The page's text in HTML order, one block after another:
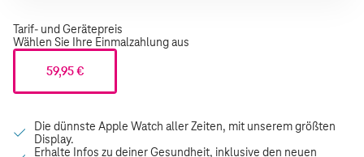
Tarif- und Gerätepreis
Wählen Sie Ihre Einmalzahlung aus
59,95 €